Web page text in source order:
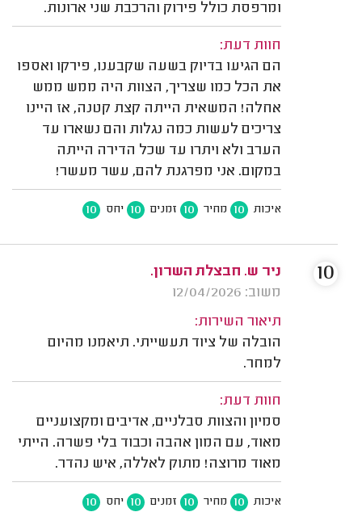
ומרפסת כולל פירוק והרכבת שני ארונות.
חוות דעת:
הם הגיעו בדיוק בשעה שקבענו, פירקו ואספו
את הכל כמו שצריך, הצוות היה ממש ממש
אחלה! המשאית הייתה קצת קטנה, אז היינו
צריכים לעשות כמה נגלות והם נשארו עד
הערב ולא ויתרו עד שכל הדירה הייתה
במקום. אני מפרגנת להם, עשר מעשר!
איכות 10 מחיר 10 זמנים 10 יחס 10
ניר ש. חבצלת השרון.
משוב: 12/04/2026
תיאור השירות:
הובלה של ציוד תעשייתי. תיאמנו מהיום
למחר.
חוות דעת:
סמיון והצוות סבלניים, אדיבים ומקצועניים
מאוד, עם המון אהבה וכבוד בלי פשרה. הייתי
מאוד מרוצה! מתוק לאללה, איש נהדר.
איכות 10 מחיר 10 זמנים 10 יחס 10
10